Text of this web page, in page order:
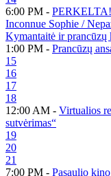
6:00 PM - PERKELTA!
Inconnue Sophie /
Kymantaitė ir prancūzų
1:00 PM - Prancūzų
15
16
17
18
12:00 AM - Virtualios
sutvėrimas“
19
20
21
7:00 PM - Pasaulio